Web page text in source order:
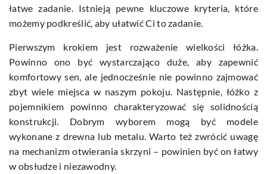
łatwe zadanie. Istnieją pewne kluczowe kryteria, które
możemy podkreślić, aby ułatwić Ci to zadanie.
Pierwszym krokiem jest rozważenie wielkości łóżka.
Powinno ono być wystarczająco duże, aby zapewnić
komfortowy sen, ale jednocześnie nie powinno zajmować
zbyt wiele miejsca w naszym pokoju. Następnie, łóżko z
pojemnikiem powinno charakteryzować się solidnością
konstrukcji. Dobrym wyborem mogą być modele
wykonane z drewna lub metalu. Warto też zwrócić uwagę
na mechanizm otwierania skrzyni – powinien być on łatwy
w obsłudze i niezawodny.